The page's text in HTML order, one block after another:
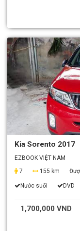
Kia Sorento 2017
EZBOOK VIỆT NAM
7
155 km
Nước suối DVD
1,700,000 VND